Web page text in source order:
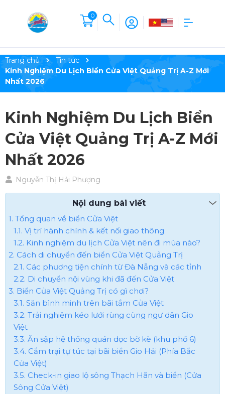
0
Trang chủ
Tin tức
Kinh Nghiệm Du Lịch Biển Cửa Việt Quảng Trị A-Z Mới
Nhất 2026
Kinh Nghiệm Du Lịch Biển
Cửa Việt Quảng Trị A-Z Mới
Nhất 2026
Nguyễn Thị Hải Phượng
Nội dung bài viết
1. Tổng quan về biển Cửa Việt
1.1. Vị trí hành chính & kết nối giao thông
1.2. Kinh nghiệm du lịch Cửa Việt nên đi mùa nào?
2. Cách di chuyển đến biển Cửa Việt Quảng Trị
2.1. Các phương tiện chính từ Đà Nẵng và các tỉnh
2.2. Di chuyển nội vùng khi đã đến Cửa Việt
3. Biển Cửa Việt Quảng Trị có gì chơi?
3.1. Săn bình minh trên bãi tắm Cửa Việt
3.2. Trải nghiệm kéo lưới rùng cùng ngư dân Gio
Việt
3.3. Ăn sập hệ thống quán dọc bờ kè (khu phố 6)
3.4. Cắm trại tự túc tại bãi biển Gio Hải (Phía Bắc
Cửa Việt)
3.5. Check-in giao lộ sông Thạch Hãn và biển (Cửa
Sông Cửa Việt)